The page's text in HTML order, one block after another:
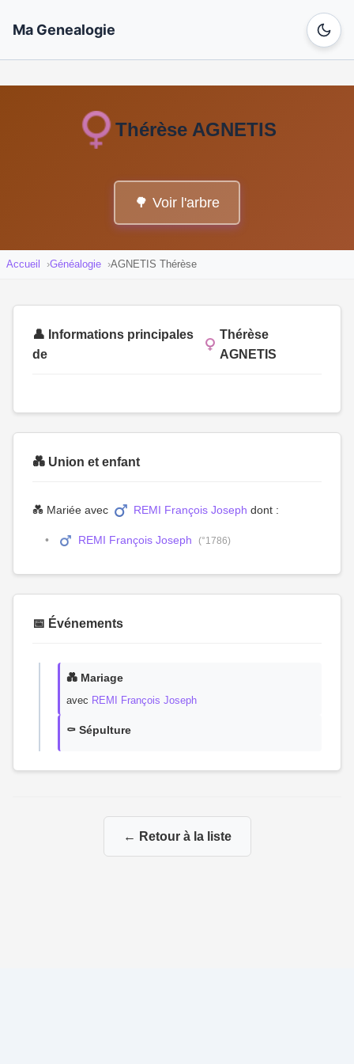
Ma Genealogie
Thérèse AGNETIS
🌳 Voir l'arbre
Accueil Généalogie AGNETIS Thérèse
👤 Informations principales
de
Thérèse
AGNETIS
💑 Union et enfant
💑 Mariée avec REMI François Joseph dont :
REMI François Joseph (°1786)
📅 Événements
💑 Mariage
avec REMI François Joseph
⚰️ Sépulture
← Retour à la liste